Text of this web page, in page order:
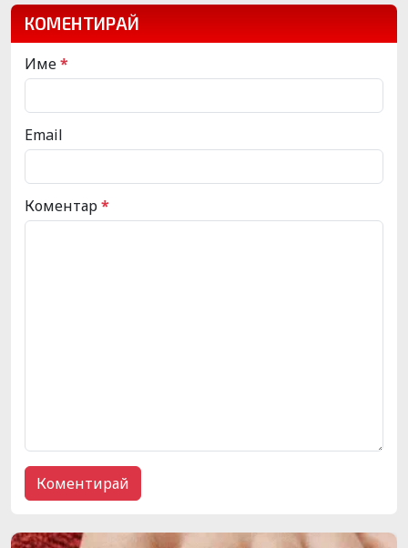
КОМЕНТИРАЙ
Име*
Email
Коментар*